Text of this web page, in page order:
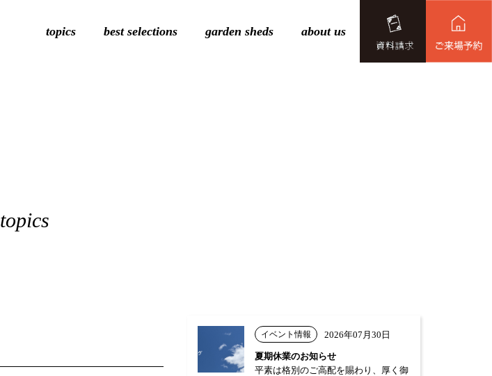
topics best selections garden sheds about us
topics
イベント情報 2026年07月30日
夏期休業のお知らせ
平素は格別のご高配を賜わり、厚く御